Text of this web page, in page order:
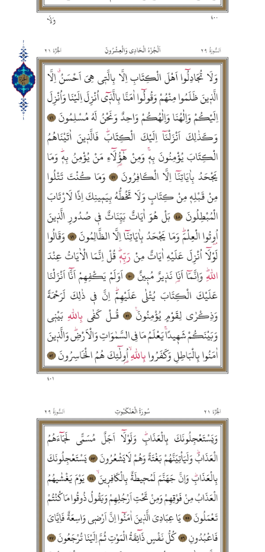
Tunceli Müftülüğü
Van Müftülüğü
Yalova Müftülüğü
Yozgat Müftülüğü
Zonguldak Müftülüğü